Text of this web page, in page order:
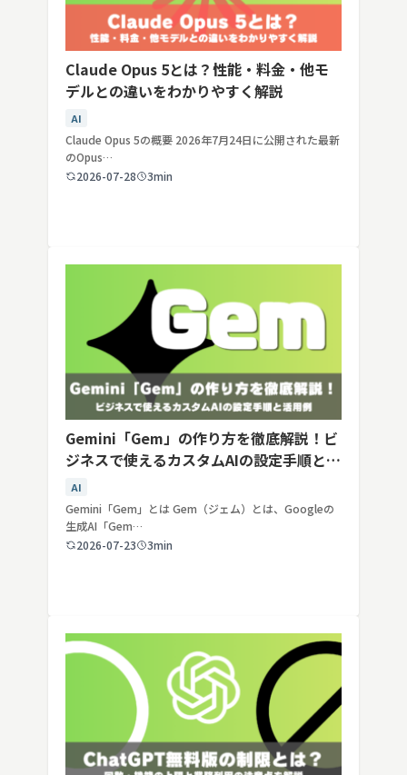
Claude Opus 5とは？性能・料金・他モ
デルとの違いをわかりやすく解説
AI
Claude Opus 5の概要 2026年7月24日に公開された最新
のOpus…
2026-07-28
3min
Gemini「Gem」の作り方を徹底解説！ビ
ジネスで使えるカスタムAIの設定手順と活
用例
AI
Gemini「Gem」とは Gem（ジェム）とは、Googleの
生成AI「Gem…
2026-07-23
3min